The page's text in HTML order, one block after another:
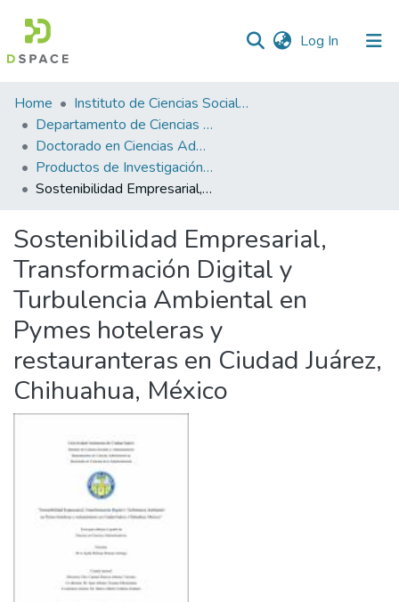
Log In (current)
Statistics
Home
Instituto de Ciencias Sociales y Administración
Departamento de Ciencias Administrativas
Doctorado en Ciencias Administrativas
Productos de Investigación ICSA-DCA
Sostenibilidad Empresarial, Transformación Digital y Turbulencia Ambiental en Pymes hoteleras y restauranteras en Ciudad Juárez, Chihuahua, México
Sostenibilidad Empresarial,
Transformación Digital y
Turbulencia Ambiental en
Pymes hoteleras y
restauranteras en Ciudad Juárez,
Chihuahua, México